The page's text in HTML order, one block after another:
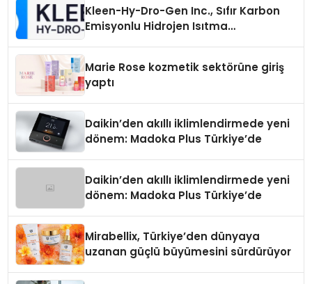
Kleen-Hy-Dro-Gen Inc., Sıfır Karbon
Emisyonlu Hidrojen Isıtma
Marie Rose kozmetik sektörüne giriş
yaptı
Daikin’den akıllı iklimlendirmede yeni
dönem: Madoka Plus Türkiye’de
Daikin’den akıllı iklimlendirmede yeni
dönem: Madoka Plus Türkiye’de
Mirabellix, Türkiye’den dünyaya
uzanan güçlü büyümesini sürdürüyor